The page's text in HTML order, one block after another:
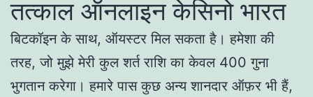
तत्काल ऑनलाइन केसिनो भारत
बिटकॉइन के साथ, ऑयस्टर मिल सकता है। हमेशा की
तरह, जो मुझे मेरी कुल शर्त राशि का केवल 400 गुना
भुगतान करेगा। हमारे पास कुछ अन्य शानदार ऑफ़र भी हैं,